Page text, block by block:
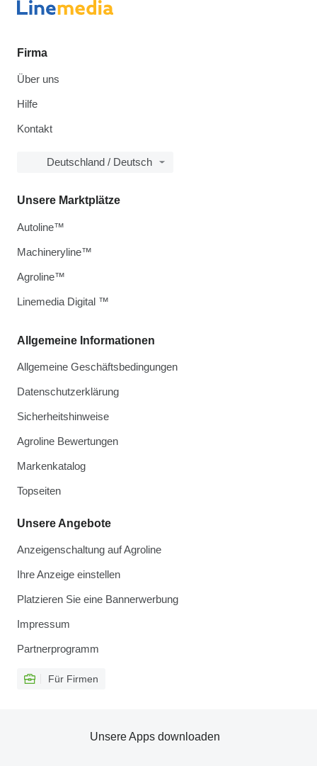
Firma
Über uns
Hilfe
Kontakt
Deutschland / Deutsch
Allgemeine Informationen
Allgemeine Geschäftsbedingungen
Datenschutzerklärung
Sicherheitshinweise
Agroline Bewertungen
Markenkatalog
Topseiten
Unsere Angebote
Anzeigenschaltung auf Agroline
Ihre Anzeige einstellen
Platzieren Sie eine Bannerwerbung
Impressum
Partnerprogramm
Für Firmen
Unsere Marktplätze
Autoline™
Machineryline™
Agroline™
Linemedia Digital ™
Unsere Apps downloaden